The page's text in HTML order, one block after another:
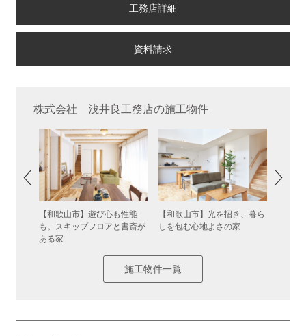
工務店詳細
株式会社 浅井良工務店の施工物件
【和歌山市】遊び心も性能
も。スキップフロアと書斎が
ある家
【和歌山市】光を招き、暮ら
しを包む心地よさの家
施工物件一覧